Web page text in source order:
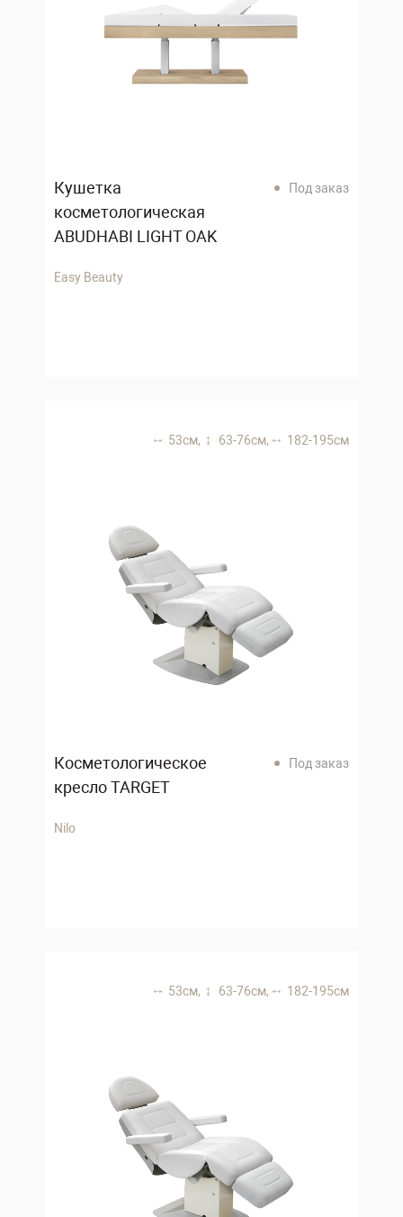
Кушетка
косметологическая
ABUDHABI LIGHT OAK
Под заказ
Easy Beauty
53 см, 63-76 см, 182-195 см
Косметологическое
кресло TARGET
Под заказ
Nilo
53 см, 63-76 см, 182-195 см